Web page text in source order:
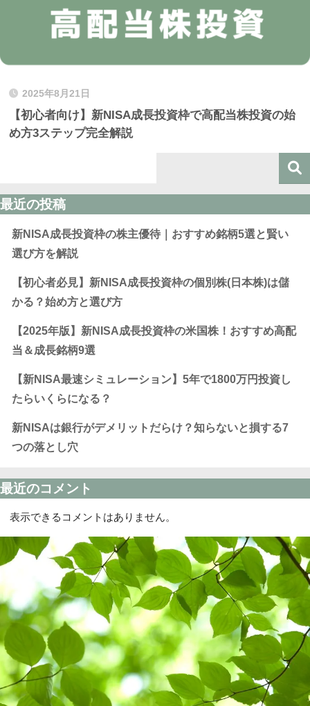
2025年8月21日
【初心者向け】新NISA成長投資枠で高配当株投資の始
め方3ステップ完全解説
最近の投稿
新NISA成長投資枠の株主優待｜おすすめ銘柄5選と賢い
選び方を解説
【初心者必見】新NISA成長投資枠の個別株(日本株)は儲
かる？始め方と選び方
【2025年版】新NISA成長投資枠の米国株！おすすめ高配
当＆成長銘柄9選
【新NISA最速シミュレーション】5年で1800万円投資し
たらいくらになる？
新NISAは銀行がデメリットだらけ？知らないと損する7
つの落とし穴
最近のコメント
表示できるコメントはありません。